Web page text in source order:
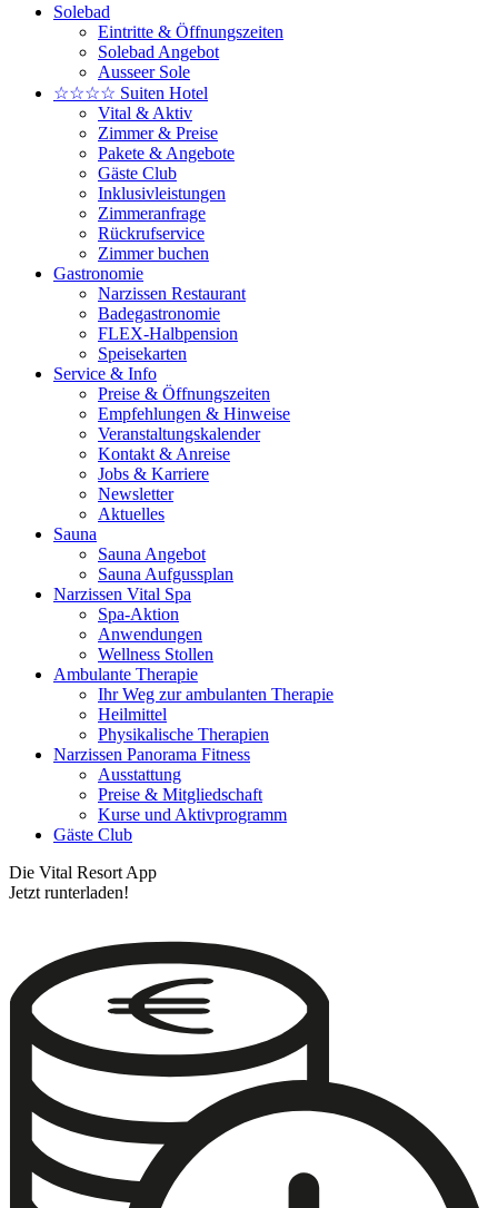
Solebad
Eintritte & Öffnungszeiten
Solebad Angebot
Ausseer Sole
☆☆☆☆ Suiten Hotel
Vital & Aktiv
Zimmer & Preise
Pakete & Angebote
Gäste Club
Inklusivleistungen
Zimmeranfrage
Rückrufservice
Zimmer buchen
Gastronomie
Narzissen Restaurant
Badegastronomie
FLEX-Halbpension
Speisekarten
Service & Info
Preise & Öffnungszeiten
Empfehlungen & Hinweise
Veranstaltungskalender
Kontakt & Anreise
Jobs & Karriere
Newsletter
Aktuelles
Sauna
Sauna Angebot
Sauna Aufgussplan
Narzissen Vital Spa
Spa-Aktion
Anwendungen
Wellness Stollen
Ambulante Therapie
Ihr Weg zur ambulanten Therapie
Heilmittel
Physikalische Therapien
Narzissen Panorama Fitness
Ausstattung
Preise & Mitgliedschaft
Kurse und Aktivprogramm
Gäste Club
Die Vital Resort App
Jetzt runterladen!